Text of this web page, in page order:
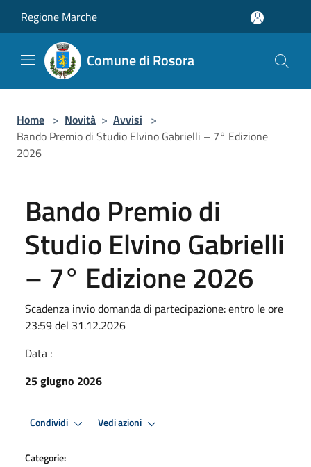
Regione Marche
Comune di Rosora
Home > Novità > Avvisi >
Bando Premio di Studio Elvino Gabrielli – 7° Edizione
2026
Bando Premio di
Studio Elvino Gabrielli
– 7° Edizione 2026
Scadenza invio domanda di partecipazione: entro le ore
23:59 del 31.12.2026
Data :
25 giugno 2026
Condividi Vedi azioni
Categorie: